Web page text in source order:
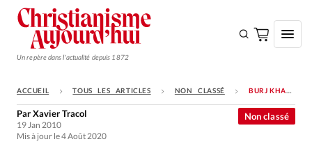
Un repère dans l'actualité depuis 1872
S'ABONNER
Monde
ACCUEIL TOUS LES ARTICLES NON CLASSÉ BURJ KHALIFA À DUBAÏ: UNE TOUR POUR SE MESURER À DIEU
Non classé
ParXavier Tracol
19 Jan 2010
Mis à jour le 4 Août 2020